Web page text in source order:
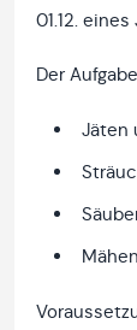
01.12. eines
Der
Jäten